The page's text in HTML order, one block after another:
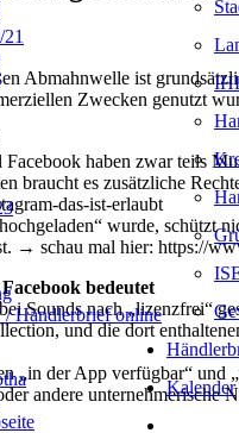
Kalender
/ Händlerbrief online
Abmahnwelle ist
Zwecken genutzt
haben zwar teils
braucht es zusätzliche
das-ist-erlaubt
wurde, schützt
→ schau mal hier: https://
bedeutet
Sounds nach „lizenzfrei“
und die dort
„in der App verfügbar“ und
andere unternehmerische